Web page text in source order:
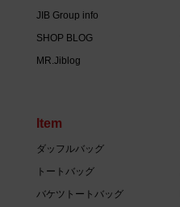
JIB Group info
SHOP BLOG
MR.Jiblog
Item
ダッフルバッグ
トートバッグ
バケツトートバッグ